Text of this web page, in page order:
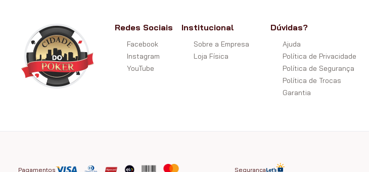
Redes Sociais
Facebook
Instagram
YouTube
Institucional
Sobre a Empresa
Loja Física
Dúvidas?
Ajuda
Política de Privacidade
Política de Segurança
Política de Trocas
Garantia
Pagamentos Segurança